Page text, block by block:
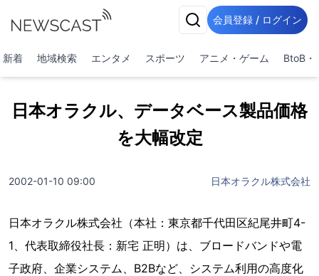
会員登録 / ログイン
新着 地域検索 エンタメ スポーツ アニメ・ゲーム BtoB・
日本オラクル、データベース製品価格
を大幅改定
2002-01-10 09:00 日本オラクル株式会社
日本オラクル株式会社（本社：東京都千代田区紀尾井町4-
1、代表取締役社長：新宅 正明）は、ブロードバンドや電
子政府、企業システム、B2Bなど、システム利用の高度化